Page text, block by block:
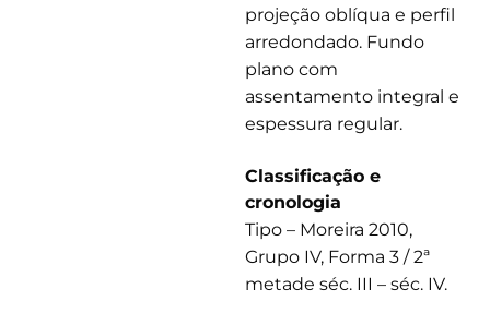
projeção oblíqua e perfil
arredondado. Fundo
plano com
assentamento integral e
espessura regular.
Classificação e
cronologia
Tipo – Moreira 2010,
Grupo IV, Forma 3 / 2ª
metade séc. III – séc. IV.